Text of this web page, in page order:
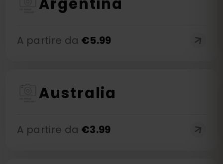
Argentina
A partire da €5.99
Australia
A partire da €3.99